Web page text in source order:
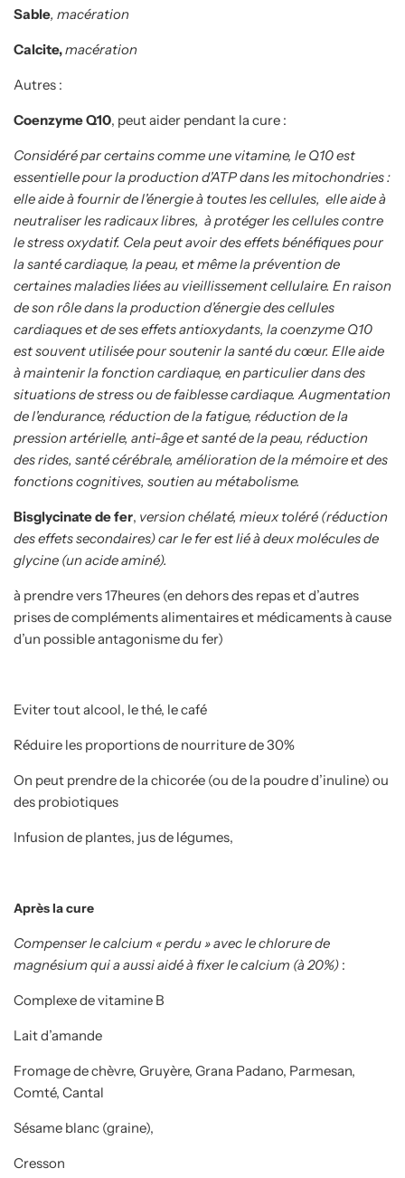
Sable, macération
Calcite,macération
Autres :
Coenzyme Q10, peut aider pendant la cure :
Considéré par certains comme une vitamine, le Q10 est
essentielle pour la production d'ATP dans les mitochondries :
elle aide à fournir de l'énergie à toutes les cellules, elle aide à
neutraliser les radicaux libres, à protéger les cellules contre
le stress oxydatif. Cela peut avoir des effets bénéfiques pour
la santé cardiaque, la peau, et même la prévention de
certaines maladies liées au vieillissement cellulaire. En raison
de son rôle dans la production d'énergie des cellules
cardiaques et de ses effets antioxydants, la coenzyme Q10
est souvent utilisée pour soutenir la santé du cœur. Elle aide
à maintenir la fonction cardiaque, en particulier dans des
situations de stress ou de faiblesse cardiaque. Augmentation
de l'endurance, réduction de la fatigue, réduction de la
pression artérielle, anti-âge et santé de la peau, réduction
des rides, santé cérébrale, amélioration de la mémoire et des
fonctions cognitives, soutien au métabolisme.
Bisglycinate de fer, version chélaté, mieux toléré (réduction
des effets secondaires) car le fer est lié à deux molécules de
glycine (un acide aminé).
à prendre vers 17heures (en dehors des repas et d’autres
prises de compléments alimentaires et médicaments à cause
d’un possible antagonisme du fer)
Eviter tout alcool, le thé, le café
Réduire les proportions de nourriture de 30%
On peut prendre de la chicorée (ou de la poudre d’inuline) ou
des probiotiques
Infusion de plantes, jus de légumes,
Après la cure
Compenser le calcium « perdu » avec le chlorure de
magnésium qui a aussi aidé à fixer le calcium (à 20%) :
Complexe de vitamine B
Lait d’amande
Fromage de chèvre, Gruyère, Grana Padano, Parmesan,
Comté, Cantal
Sésame blanc (graine),
Cresson